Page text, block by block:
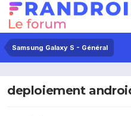
Samsung Galaxy S - Général
deploiement